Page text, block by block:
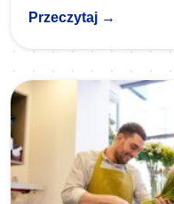
Przeczytaj →